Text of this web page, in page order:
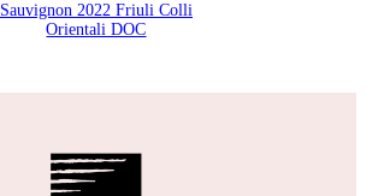
Sauvignon 2022 Friuli Colli
Orientali DOC